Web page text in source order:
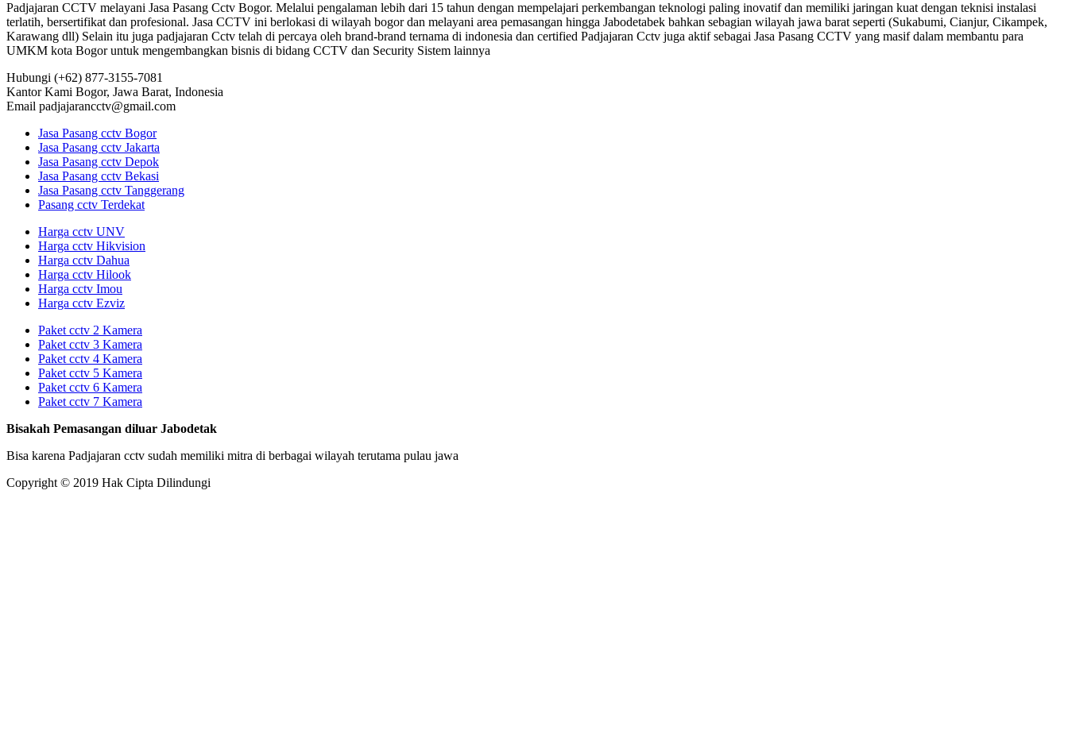
Padjajaran CCTV melayani Jasa Pasang Cctv Bogor. Melalui pengalaman lebih dari 15 tahun dengan mempelajari perkembangan teknologi paling inovatif dan memiliki jaringan kuat dengan teknisi instalasi
terlatih, bersertifikat dan profesional. Jasa CCTV ini berlokasi di wilayah bogor dan melayani area pemasangan hingga Jabodetabek bahkan sebagian wilayah jawa barat seperti (Sukabumi, Cianjur, Cikampek,
Karawang dll) Selain itu juga padjajaran Cctv telah di percaya oleh brand-brand ternama di indonesia dan certified Padjajaran Cctv juga aktif sebagai Jasa Pasang CCTV yang masif dalam membantu para
UMKM kota Bogor untuk mengembangkan bisnis di bidang CCTV dan Security Sistem lainnya
Hubungi (+62) 877-3155-7081
Kantor Kami Bogor, Jawa Barat, Indonesia
Email padjajarancctv@gmail.com
Jasa Pasang cctv Bogor
Jasa Pasang cctv Jakarta
Jasa Pasang cctv Depok
Jasa Pasang cctv Bekasi
Jasa Pasang cctv Tanggerang
Pasang cctv Terdekat
Harga cctv UNV
Harga cctv Hikvision
Harga cctv Dahua
Harga cctv Hilook
Harga cctv Imou
Harga cctv Ezviz
Paket cctv 2 Kamera
Paket cctv 3 Kamera
Paket cctv 4 Kamera
Paket cctv 5 Kamera
Paket cctv 6 Kamera
Paket cctv 7 Kamera
Bisakah Pemasangan diluar Jabodetak
Bisa karena Padjajaran cctv sudah memiliki mitra di berbagai wilayah terutama pulau jawa
Copyright © 2019 Hak Cipta Dilindungi